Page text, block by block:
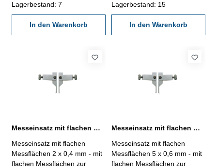
240.204 - aus rostfreiem Stahl
- Lieferung paarweise
Messbereich Innen: 5 - X
Messbereich Außen: 11 - X
Lagerbestand: 7
In den Warenkorb
240.204 - aus rostfreiem Stahl
- Lieferung paarweise
Messbereich Innen: 44 - X
Messbereich Außen: 0 - X
Lagerbestand: 15
In den Warenkorb
Messeinsatz mit flachen Messflächen 2 x 0,4 mm zur Nuten-Messung
Messeinsatz mit flachen
Messflächen 2 x 0,4 mm - mit
flachen Messflächen zur
Messeinsatz mit flachen Messflächen 5 x 0,6 mm zur Nuten-Messung
Messeinsatz mit flachen
Messflächen 5 x 0,6 mm - mit
flachen Messflächen zur